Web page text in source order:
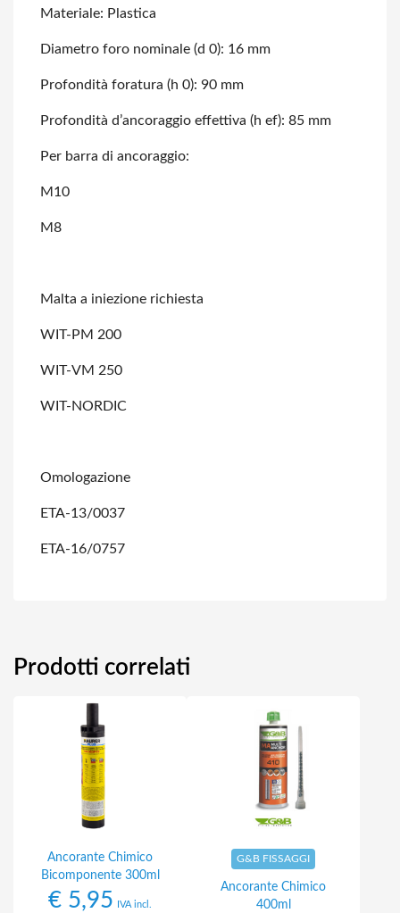
Materiale: Plastica
Diametro foro nominale (d 0): 16 mm
Profondità foratura (h 0): 90 mm
Profondità d’ancoraggio effettiva (h ef): 85 mm
Per barra di ancoraggio:
M10
M8
Malta a iniezione richiesta
WIT-PM 200
WIT-VM 250
WIT-NORDIC
Omologazione
ETA-13/0037
ETA-16/0757
Prodotti correlati
Ancorante Chimico
Bicomponente 300ml
€ 5,95 IVA incl.
G&B FISSAGGI
Ancorante Chimico
400ml